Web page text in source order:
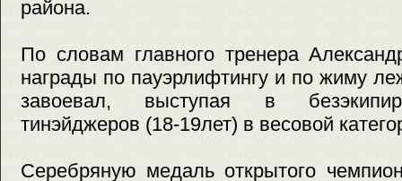
района.
По словам главного тренера
награды по пауэрлифтингу и по жиму
завоевал, выступая в
тинэйджеров (18-19лет) в весовой
Серебряную медаль открытого